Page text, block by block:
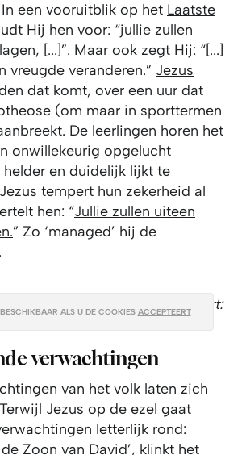
een vooruitblik op het Laatste
Hij hen voor: “jullie zullen
[...]”. Maar ook zegt Hij: “[...]
vreugde veranderen.” Jezus
dat komt, over een uur dat
(om maar in sporttermen
De leerlingen horen het
onwillekeurig opgelucht
en duidelijk lijkt te
tempert hun zekerheid al
hen: “Jullie zullen uiteen
.” Zo ‘managed’ hij de
waarin dit allemaal gebeurt:
ALS U DE COOKIES ACCEPTEERT
verwachtingen
van het volk laten zich
Jezus op de ezel gaat
letterlijk rond:
Zoon van David’, klinkt het